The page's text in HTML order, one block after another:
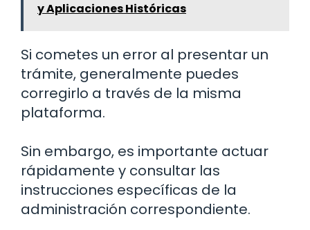
y Aplicaciones Históricas
Si cometes un error al presentar un
trámite, generalmente puedes
corregirlo a través de la misma
plataforma.
Sin embargo, es importante actuar
rápidamente y consultar las
instrucciones específicas de la
administración correspondiente.